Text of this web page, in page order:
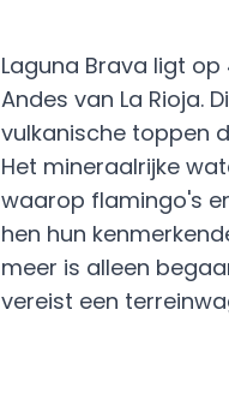
Laguna Brava ligt
Andes van La Rioja.
vulkanische toppen
Het mineraalrijke
waarop flamingo's
hen hun
meer is alleen
vereist een